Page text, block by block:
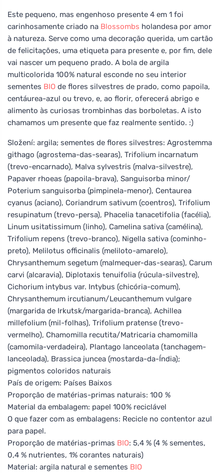
Este pequeno, mas engenhoso presente 4 em 1 foi
carinhosamente criado na Blossombs holandesa por amor
à natureza. Serve como uma decoração querida, um cartão
de felicitações, uma etiqueta para presente e, por fim, dele
vai nascer um pequeno prado. A bola de argila
multicolorida 100% natural esconde no seu interior
sementes BIO de flores silvestres de prado, como papoila,
centáurea-azul ou trevo, e, ao florir, oferecerá abrigo e
alimento às curiosas trombinhas das borboletas. A isto
chamamos um presente que faz realmente sentido. :)
Složení: argila; sementes de flores silvestres: Agrostemma
githago (agrostema-das-searas), Trifolium incarnatum
(trevo-encarnado), Malva sylvestris (malva-silvestre),
Papaver rhoeas (papoila-brava), Sanguisorba minor/
Poterium sanguisorba (pimpinela-menor), Centaurea
cyanus (aciano), Coriandrum sativum (coentros), Trifolium
resupinatum (trevo-persa), Phacelia tanacetifolia (facélia),
Linum usitatissimum (linho), Camelina sativa (camélina),
Trifolium repens (trevo-branco), Nigella sativa (cominho-
preto), Melilotus officinalis (meliloto-amarelo),
Chrysanthemum segetum (malmequer-das-searas), Carum
carvi (alcaravia), Diplotaxis tenuifolia (rúcula-silvestre),
Cichorium intybus var. Intybus (chicória-comum),
Chrysanthemum ircutianum/Leucanthemum vulgare
(margarida de Irkutsk/margarida-branca), Achillea
millefolium (mil-folhas), Trifolium pratense (trevo-
vermelho), Chamomilla recutita/Matricaria chamomilla
(camomila-verdadeira), Plantago lanceolata (tanchagem-
lanceolada), Brassica juncea (mostarda-da-Índia);
pigmentos coloridos naturais
País de origem: Países Baixos
Proporção de matérias-primas naturais: 100 %
Material da embalagem: papel 100% reciclável
O que fazer com as embalagens: Recicle no contentor azul
para papel.
Proporção de matérias-primas BIO: 5,4 % (4 % sementes,
0,4 % nutrientes, 1% corantes naturais)
Material: argila natural e sementes BIO